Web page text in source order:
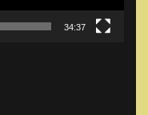
34:37